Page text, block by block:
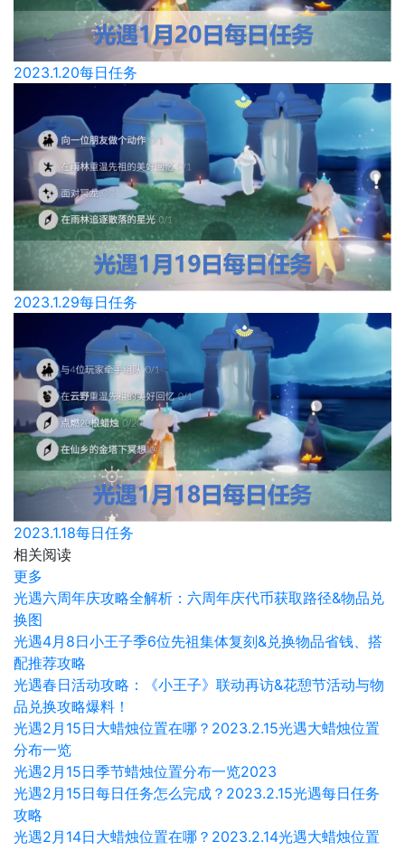
2023.1.20每日任务
2023.1.29每日任务
2023.1.18每日任务
相关阅读
更多
光遇六周年庆攻略全解析：六周年庆代币获取路径&物品兑
换图
光遇4月8日小王子季6位先祖集体复刻&兑换物品省钱、搭
配推荐攻略
光遇春日活动攻略：《小王子》联动再访&花憩节活动与物
品兑换攻略爆料！
光遇2月15日大蜡烛位置在哪？2023.2.15光遇大蜡烛位置
分布一览
光遇2月15日季节蜡烛位置分布一览2023
光遇2月15日每日任务怎么完成？2023.2.15光遇每日任务
攻略
光遇2月14日大蜡烛位置在哪？2023.2.14光遇大蜡烛位置